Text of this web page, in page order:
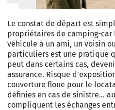
Le constat de départ est
propriétaires de camping-car
véhicule à un ami, un voisin
particuliers est une pratique
peut dans certains cas,
assurance. Risque
couverture floue pour le
définies en cas de sinistre…
compliquent les échanges